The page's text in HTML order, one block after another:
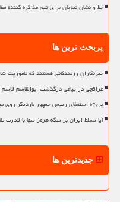
خط و نشان نبویان برای تیم مذاکره کننده
پربحث ترین ها
خبرنگاران رزمندگانی هستند که
عراقچی در پیامی درگذشت ابوالقاسم
پروژه استعفای رییس جمهور باردیگر روی
آیا تسلط ایران بر تنگه هرمز تنها با
جدیدترین ها